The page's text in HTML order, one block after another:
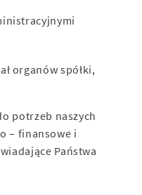
organów spółki,
potrzeb naszych
– finansowe i
Państwa